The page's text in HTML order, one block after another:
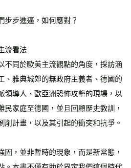
步步進逼，如何應對？
流看法
不同於歐美主流觀點的角度，採訪涵
、雅典城郊的無政府主義者、德國的
領導人、歐亞洲恐怖攻擊的現場，以
民家庭至德國，並且回顧歷史教訓，
削計畫，以及其引起的衝突和抗爭。
固，並非暫時的現象，而是新常態，